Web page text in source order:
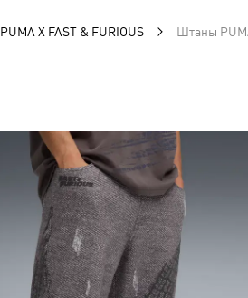
PUMA X FAST & FURIOUS Штаны